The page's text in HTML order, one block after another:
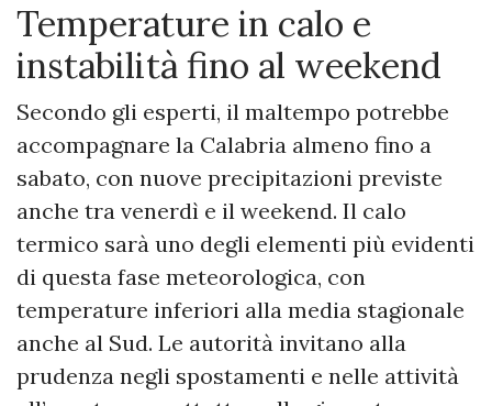
Temperature in calo e
instabilità fino al weekend
Secondo gli esperti, il maltempo potrebbe
accompagnare la Calabria almeno fino a
sabato, con nuove precipitazioni previste
anche tra venerdì e il weekend. Il calo
termico sarà uno degli elementi più evidenti
di questa fase meteorologica, con
temperature inferiori alla media stagionale
anche al Sud. Le autorità invitano alla
prudenza negli spostamenti e nelle attività